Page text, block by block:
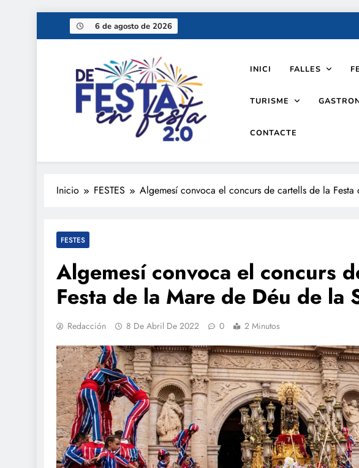
6 de agosto de 2026
De festa en festa 2.0
INICI FALLES
TURISME
CONTACTE
Inicio FESTES Algemesí convoca el concurs de cartells de la
FESTES
Algemesí convoca el concurs
Festa de la Mare de Déu de la
Redacción 8 De Abril De 2022 0 2 Minutos